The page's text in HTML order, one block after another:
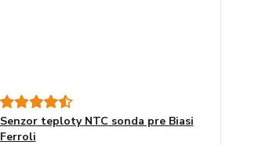
Senzor teploty NTC sonda pre Biasi
Ferroli